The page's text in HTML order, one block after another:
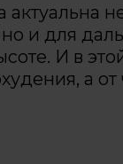
и для
И в
а от